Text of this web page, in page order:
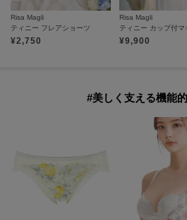
Risa Magli
ティニー フレアショーツ
¥2,750
Risa Magli
¥9,900
#美しく支える機能